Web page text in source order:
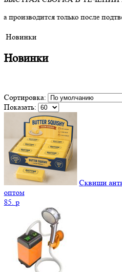
только после подтверждения
Новинки
Новинки
Сортировка:
Показать:
Сквиши
оптом
85. p